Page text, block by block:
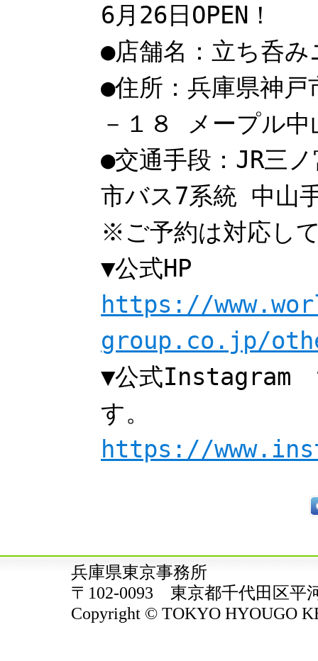
6月26日OPEN！
●店舗名：立ち呑
●住所：兵庫県神戸
－１８ メープル中
●交通手段：JR三
市バス7系統 中山
※ご予約は対応し
▼公式HP
https://
group.co.jp/
▼公式Instagram
す。
https://
兵庫県東京事務所
〒102-0093 東京都千代田区平
Copyright © TOKYO HYOUGO